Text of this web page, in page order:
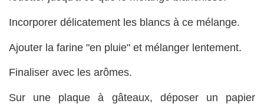
Incorporer délicatement les blancs à ce mélange.
Ajouter la farine "en pluie" et mélanger lentement.
Finaliser avec les arômes.
Sur une plaque à gâteaux, déposer un papier